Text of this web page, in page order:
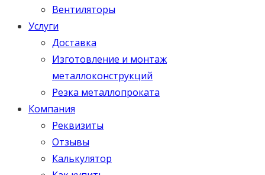
Вентиляторы
Услуги
Доставка
Изготовление и монтаж
металлоконструкций
Резка металлопроката
Компания
Реквизиты
Отзывы
Калькулятор